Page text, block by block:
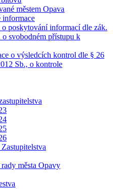
městem Opava
informace
poskytování informací dle zák.
o svobodném přístupu k
o výsledcích kontrol dle § 26
Sb., o kontrole
města Opavy